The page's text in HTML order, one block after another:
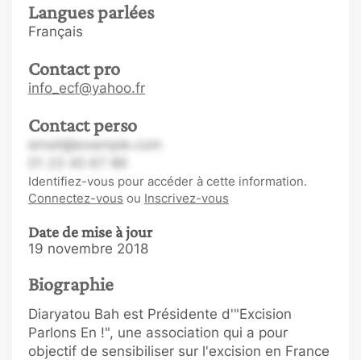
Langues parlées
Français
Contact pro
info_ecf@yahoo.fr
Contact perso
email@example.com
Identifiez-vous pour accéder à cette information.
Connectez-vous ou Inscrivez-vous
Date de mise à jour
19 novembre 2018
Biographie
Diaryatou Bah est Présidente d'"Excision
Parlons En !", une association qui a pour
objectif de sensibiliser sur l'excision en France